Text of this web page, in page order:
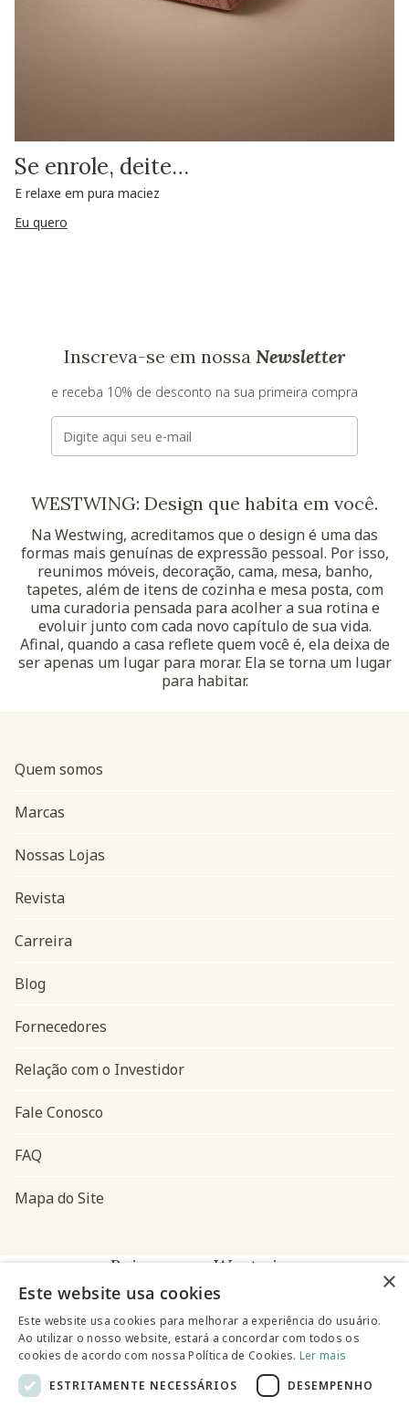
Se enrole, deite…
E relaxe em pura maciez
Eu quero
Inscreva-se em nossa Newsletter
e receba 10% de desconto na sua primeira compra
E-mail
WESTWING: Design que habita em você.
Na Westwing, acreditamos que o design é uma das
formas mais genuínas de expressão pessoal. Por isso,
reunimos móveis, decoração, cama, mesa, banho,
tapetes, além de itens de cozinha e mesa posta, com
uma curadoria pensada para acolher a sua rotina e
evoluir junto com cada novo capítulo de sua vida.
Afinal, quando a casa reflete quem você é, ela deixa de
ser apenas um lugar para morar. Ela se torna um lugar
para habitar.
Navegação do rodapé
Quem somos
Marcas
Nossas Lojas
Revista
Carreira
Blog
Fornecedores
Relação com o Investidor
Fale Conosco
FAQ
Mapa do Site
Baixe o app Westwing
×
Este website usa cookies
Este website usa cookies para melhorar a experiência do usuário.
Ao utilizar o nosso website, estará a concordar com todos os
cookies de acordo com nossa Política de Cookies. Ler mais
ESTRITAMENTE NECESSÁRIOS
DESEMPENHO